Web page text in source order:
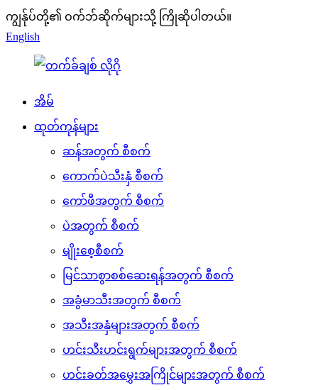
ကျွန်ုပ်တို့၏ ဝက်ဘ်ဆိုက်များသို့ ကြိုဆိုပါတယ်။
English
အိမ်
ထုတ်ကုန်များ
ဆန်အတွက် စီစက်
ကောက်ပဲသီးနှံ စီစက်
ကော်ဖီအတွက် စီစက်
ပဲအတွက် စီစက်
မျိုးစေ့စီစက်
မြင်သာစွာစစ်ဆေးရန်အတွက် စီစက်
အခွံမာသီးအတွက် စီစက်
အသီးအနှံများအတွက် စီစက်
ဟင်းသီးဟင်းရွက်များအတွက် စီစက်
ဟင်းခတ်အမွှေးအကြိုင်များအတွက် စီစက်